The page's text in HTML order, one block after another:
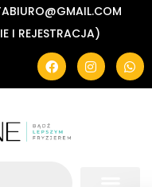
I REJESTRACJA)